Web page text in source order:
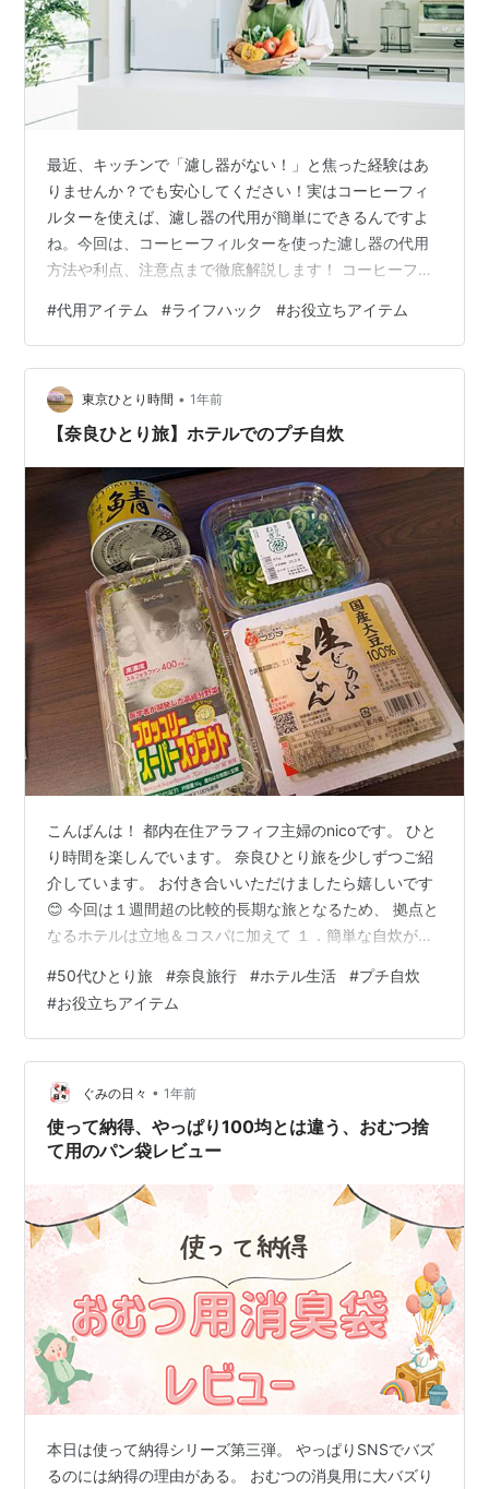
最近、キッチンで「濾し器がない！」と焦った経験はあ
りませんか？でも安心してください！実はコーヒーフィ
ルターを使えば、濾し器の代用が簡単にできるんですよ
ね。今回は、コーヒーフィルターを使った濾し器の代用
方法や利点、注意点まで徹底解説します！ コーヒーフィ
コーヒーフィルターの特徴 なぜコーヒーフィルターが選
ばれるのか コーヒーフィルターの具体的な代用方法 お茶
やスープを濾す 卵液のこし方 プリン作りでの活用法 代
用品としてのコーヒーフィルターの利点 清潔さと安全性
サイズと網目の工夫 時間短縮と便利さ 関連アイテムとそ
#代用アイテム #ライフハック #お役立ちアイテム
東京ひとり時間 • 1年前
【奈良ひとり旅】ホテルでのプチ自炊
こんばんは！ 都内在住アラフィフ主婦のnicoです。 ひと
り時間を楽しんでいます。 奈良ひとり旅を少しずつご紹
介しています。 お付き合いいただけましたら嬉しいです
😊 今回は１週間超の比較的長期な旅となるため、 拠点と
なるホテルは立地＆コスパに加えて １．簡単な自炊がで
はバス・トイレ付 という点を考慮して選んでいます。
hitorijikan-nico2.hatenablog.com さて、 食事についてで
すが、 朝はホテルの朝食付き、 お昼は予定によって柔軟
に決め、 夜はできるだけ自炊にしてみようと 思いまし
た。 コストの面もあるし、 毎日…
#50代ひとり旅 #奈良旅行 #ホテル生活 #プチ自炊
#お役立ちアイテム
ぐみの日々 • 1年前
使って納得、やっぱり100均とは違う、おむつ捨
て用のパン袋レビュー
本日は使って納得シリーズ第三弾。 やっぱりSNSでバズ
るのには納得の理由がある。 おむつの消臭用に大バズり